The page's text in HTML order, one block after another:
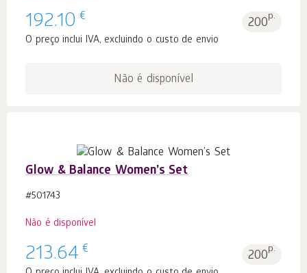
192.10 € 200p.
O preço inclui IVA, excluindo o custo de envio
Não é disponível
Glow & Balance Women’s Set
#501743
Não é disponível
213.64 € 200p.